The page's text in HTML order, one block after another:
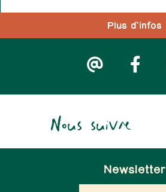
Plus d'infos
Nous suivre
Newsletter